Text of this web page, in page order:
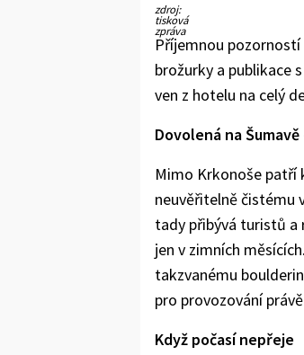
zdroj:
tisková
zpráva
Příjemnou
brožurky a publikace
ven z hotelu na celý
Dovolená na
Mimo Krkonoše patří
neuvěřitelně čistému
tady přibývá turistů a
jen v zimních
takzvanému
pro provozování
Když počasí nepřeje